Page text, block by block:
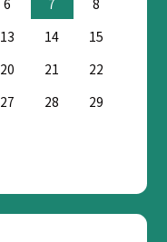
13 14
15
20 21
22
27 28
29